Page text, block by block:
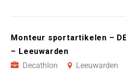
Monteur sportartikelen –
– Leeuwarden
Decathlon
Leeuwarden